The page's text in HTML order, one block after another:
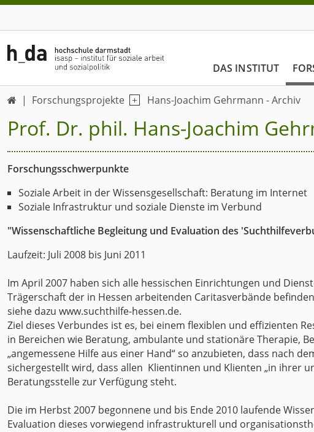
DAS INSTITUT
 Forschungsprojekte Hans-Joachim Gehrmann - Archiv
Prof. Dr. phil. Hans-Joachim
Forschungsschwerpunkte
Soziale Arbeit in der Wissensgesellschaft: Beratung im Internet
Soziale Infrastruktur und soziale Dienste im Verbund
"Wissenschaftliche Begleitung und Evaluation des
Laufzeit: Juli 2008 bis Juni 2011
Im April 2007 haben sich alle hessischen Einrichtungen und
Trägerschaft der in Hessen arbeitenden Caritasverbände
siehe dazu www.suchthilfe-hessen.de.
Ziel dieses Verbundes ist es, bei einem flexiblen und effizienten
in Bereichen wie Beratung, ambulante und stationäre Therapie,
„angemessene Hilfe aus einer Hand“ so anzubieten, dass nach
sichergestellt wird, dass allen Klientinnen und Klienten „in ihrer
Beratungsstelle zur Verfügung steht.
Die im Herbst 2007 begonnene und bis Ende 2010 laufende
Evaluation dieses vorwiegend infrastrukturell und